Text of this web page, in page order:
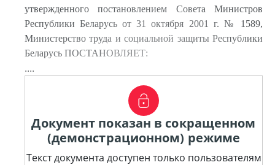
утвержденного постановлением Совета Министров
Республики Беларусь от 31 октября 2001 г. № 1589,
Министерство труда и социальной защиты Республики
Беларусь ПОСТАНОВЛЯЕТ:
....
Документ показан в сокращенном
(демонстрационном) режиме
Текст документа доступен только пользователям